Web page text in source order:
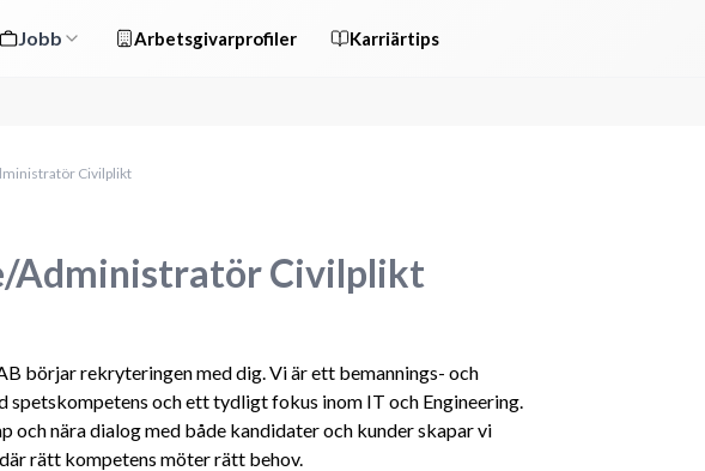
Jobb Arbetsgivarprofiler Karriärtips
Civilplikt
Administratör Civilplikt
börjar rekryteringen med dig. Vi är ett bemannings- och
och ett tydligt fokus inom IT och Engineering.
och nära dialog med både kandidater och kunder skapar vi
rätt kompetens möter rätt behov.